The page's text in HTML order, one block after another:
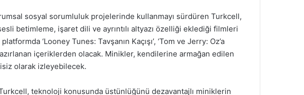
sosyal sorumluluk projelerinde kullanmayı sürdüren Turkcell,
betimleme, işaret dili ve ayrıntılı altyazı özelliği eklediği filmleri
‘Looney Tunes: Tavşanın Kaçışı’, ‘Tom ve Jerry: Oz’a
içeriklerden olacak. Minikler, kendilerine armağan edilen
olarak izleyebilecek.
teknoloji konusunda üstünlüğünü dezavantajlı miniklerin